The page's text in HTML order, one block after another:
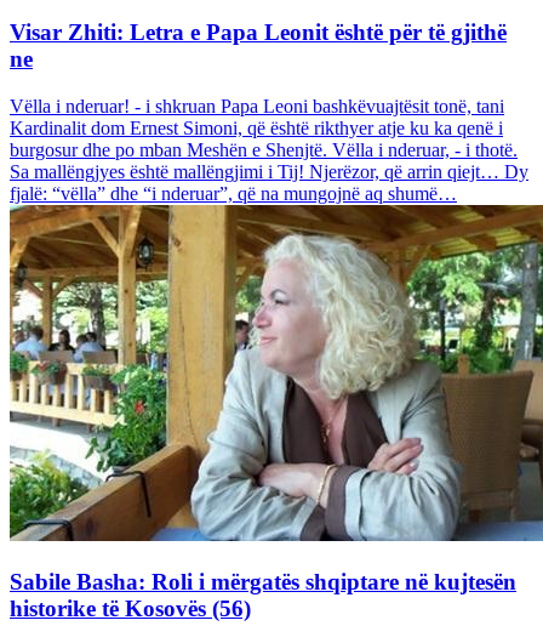
Visar Zhiti: Letra e Papa Leonit është për të gjithë
ne
Vëlla i nderuar! - i shkruan Papa Leoni bashkëvuajtësit tonë, tani
Kardinalit dom Ernest Simoni, që është rikthyer atje ku ka qenë i
burgosur dhe po mban Meshën e Shenjtë. Vëlla i nderuar, - i thotë.
Sa mallëngjyes është mallëngjimi i Tij! Njerëzor, që arrin qiejt… Dy
fjalë: “vëlla” dhe “i nderuar”, që na mungojnë aq shumë…
Sabile Basha: Roli i mërgatës shqiptare në kujtesën
historike të Kosovës (56)